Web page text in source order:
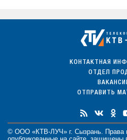
КОНТАКТНАЯ
ОТДЕЛ
ОТПРАВИТЬ
© ООО «КТВ-ЛУЧ» г. Сызрань. Права